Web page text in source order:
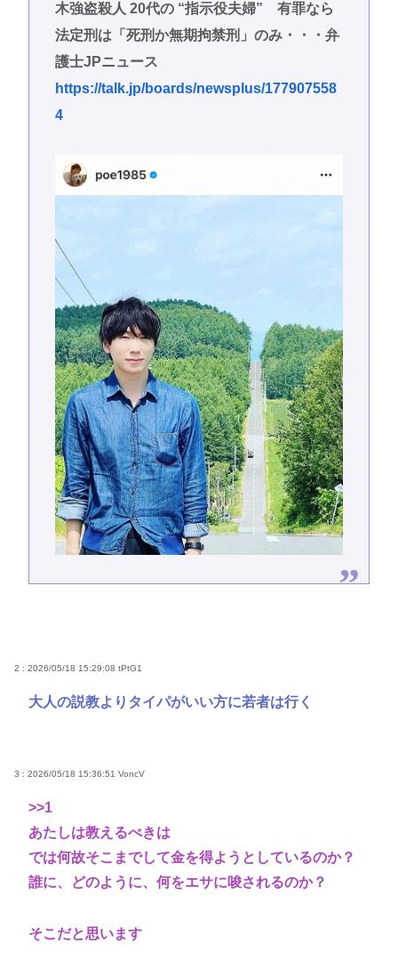
木強盗殺人 20代の “指示役夫婦” 有罪なら
法定刑は「死刑か無期拘禁刑」のみ・・・弁
護士JPニュース
https://talk.jp/boards/newsplus/177907558
4
2 : 2026/05/18 15:29:08 tPtG1
大人の説教よりタイパがいい方に若者は行く
3 : 2026/05/18 15:36:51 VoncV
>>1
あたしは教えるべきは
では何故そこまでして金を得ようとしているのか？
誰に、どのように、何をエサに唆されるのか？
そこだと思います